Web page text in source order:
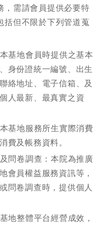
，需請會員提供必要特
括但不限於下列管道蒐
基地會員時提供之基本
身份證統一編號、出生
絡地址、電子信箱、及
人最新、最真實之資
基地服務所生實際消費
費及帳務資料。
問卷調查：本院為推廣
會員權益服務資訊等，
問卷調查時，提供個人
地整體平台經營成效，